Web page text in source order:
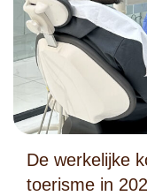
De werkelijke
toerisme in